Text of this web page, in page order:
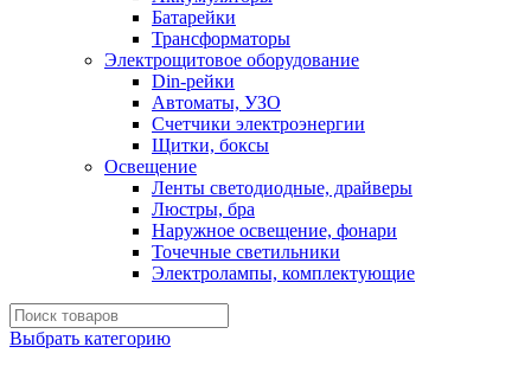
Батарейки
Трансформаторы
Электрощитовое оборудование
Din-рейки
Автоматы, УЗО
Счетчики электроэнергии
Щитки, боксы
Освещение
Ленты светодиодные, драйверы
Люстры, бра
Наружное освещение, фонари
Точечные светильники
Электролампы, комплектующие
Выбрать категорию